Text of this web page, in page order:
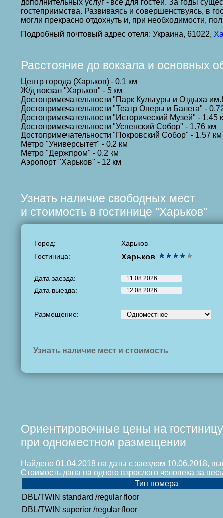
дополнительных услуг - все для гостей. За годы
гостеприимства. Развиваясь и совершенствуясь, в
могли прекрасно отдохнуть и, при необходимости,
Подробный почтовый адрес отеля: Украина, 61022,
Расстояние до вокзала и основных
Центр города (Харьков) - 0.1 км
Ж/д вокзал "Харьков" - 5 км
Достопримечательности "Парк Культуры и Отдыха
Достопримечательности "Театр Оперы и Балета" -
Достопримечательности "Исторический Музей" - 1.45
Достопримечательности "Успенский Собор" - 1.76 км
Достопримечательности "Покровский Собор" - 1.57 км
Метро "Универсытет" - 0.2 км
Метро "Держпром" - 0.2 км
Аэропорт "Харьков" - 12 км
Узнать наличие свободных мест
и стоимость в гостинице "Харьков"
Город:
Харьков
Гостиница:
Харьков
Дата заезда:
Дата выезда:
Размещение:
Узнать наличие мест и стоимость
Ориентировочные цены на гостиницу
при одноместном размещении
Найдено 01.04.2018 на даты с заездом 10.06.2018,
Стоимость дана на одного взрослого человека за
Тип номера
DBL/TWIN standard /regular floor
DBL/TWIN superior /regular floor